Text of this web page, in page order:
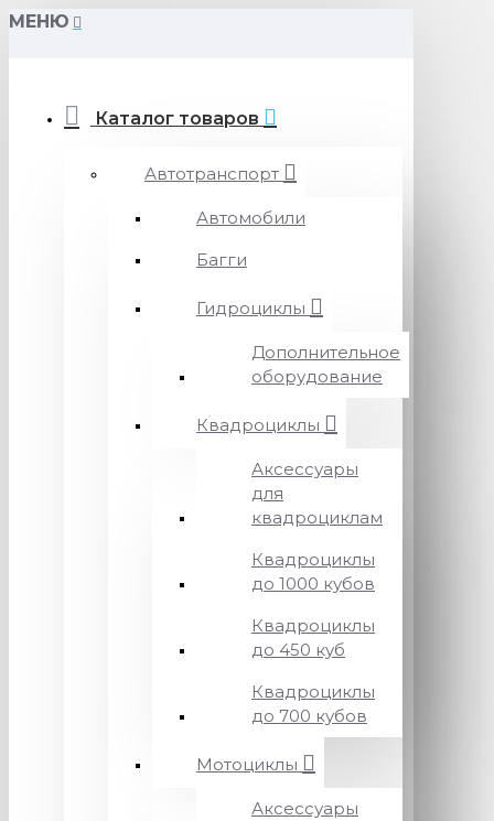
МЕНЮ
Каталог товаров
Автотранспорт
Автомобили
Багги
Гидроциклы
Дополнительное
оборудование
Квадроциклы
Аксессуары
для
квадроциклам
Квадроциклы
до 1000 кубов
Квадроциклы
до 450 куб
Квадроциклы
до 700 кубов
Мотоциклы
Аксессуары